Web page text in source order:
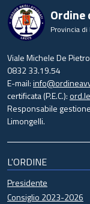
Ordine
Provincia di
Viale Michele De
0832 33.19.54
E-mail:
certificata (P.E.C.):
Responsabile
Limongelli.
L'ORDINE
Presidente
Consiglio 2023-2026